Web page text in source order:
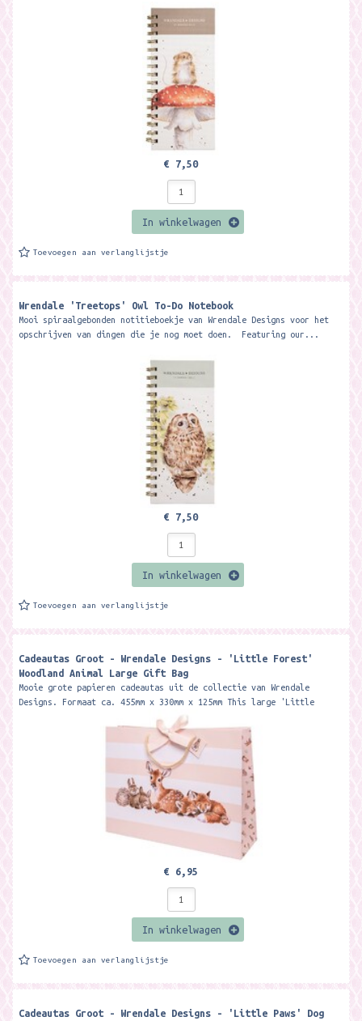
€ 7,50
In winkelwagen
Toevoegen aan verlanglijstje
Wrendale 'Treetops' Owl To-Do Notebook
Mooi spiraalgebonden notitieboekje van Wrendale Designs voor het
opschrijven van dingen die je nog moet doen. Featuring our...
€ 7,50
In winkelwagen
Toevoegen aan verlanglijstje
Cadeautas Groot - Wrendale Designs - 'Little Forest'
Woodland Animal Large Gift Bag
Mooie grote papieren cadeautas uit de collectie van Wrendale
Designs. Formaat ca. 455mm x 330mm x 125mm This large 'Little
€ 6,95
In winkelwagen
Toevoegen aan verlanglijstje
Cadeautas Groot - Wrendale Designs - 'Little Paws' Dog